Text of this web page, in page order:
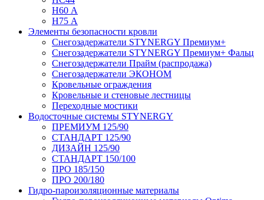
Н60 А
Н75 А
Элементы безопасности кровли
Снегозадержатели STYNERGY Премиум+
Снегозадержатели STYNERGY Премиум+ Фальц
Снегозадержатели Прайм (распродажа)
Снегозадержатели ЭКОНОМ
Кровельные ограждения
Кровельные и стеновые лестницы
Переходные мостики
Водосточные системы STYNERGY
ПРЕМИУМ 125/90
СТАНДАРТ 125/90
ДИЗАЙН 125/90
СТАНДАРТ 150/100
ПРО 185/150
ПРО 200/180
Гидро-пароизоляционные материалы